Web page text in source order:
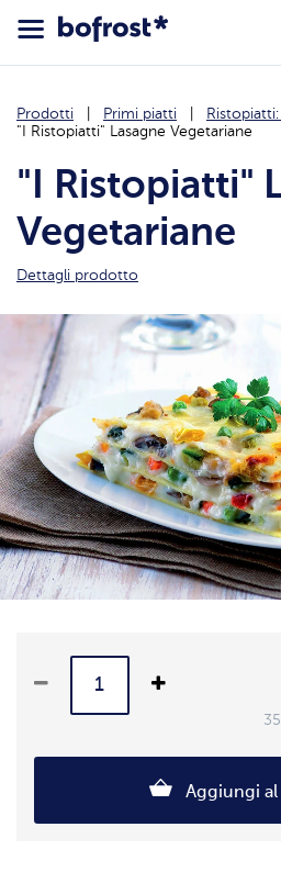
Prodotti Primi piatti
"I Ristopiatti" Lasagne Vegetariane
"I Ristopiatti"
Vegetariane
Dettagli prodotto
Aggiungi